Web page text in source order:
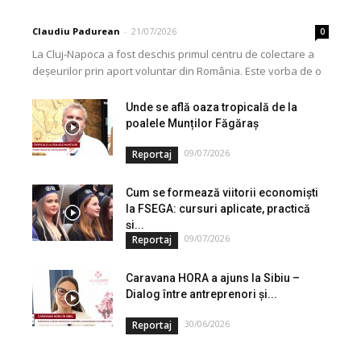
Claudiu Padurean - 21/07/2026 0
La Cluj-Napoca a fost deschis primul centru de colectare a
deșeurilor prin aport voluntar din România. Este vorba de o
Unde se află oaza tropicală de la
poalele Munților Făgăraș
Reportaj 09/07/2026
Cum se formează viitorii economiști
la FSEGA: cursuri aplicate, practică
și...
Reportaj 09/07/2026
Caravana HORA a ajuns la Sibiu –
Dialog între antreprenori și...
Reportaj 30/06/2026